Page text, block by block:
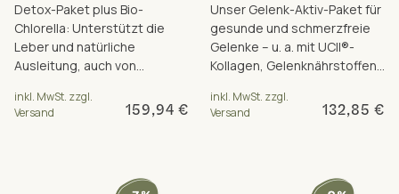
Detox-Paket plus Bio-
Chlorella: Unterstützt die
Leber und natürliche
Ausleitung, auch von
Quecksilber. Inkl. Paketrabatt.
inkl. MwSt. zzgl.
Versand
159,94 €
Unser Gelenk-Aktiv-Paket für
gesunde und schmerzfreie
Gelenke – u. a. mit UCII®-
Kollagen, Gelenknährstoffen,
Omega-3.
inkl. MwSt. zzgl.
Versand
132,85 €